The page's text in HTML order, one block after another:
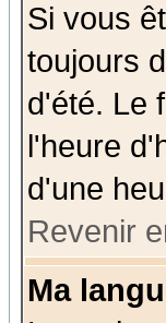
Si vous
toujours
d'été. Le
l'heure
d'une
Revenir
Ma